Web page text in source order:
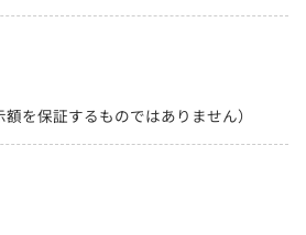
を保証するものではありません）